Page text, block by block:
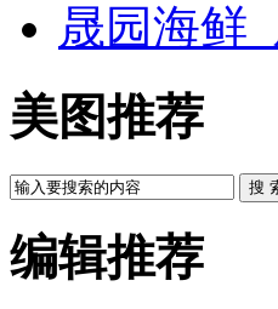
晟园海鲜
美图推荐
搜
编辑推荐